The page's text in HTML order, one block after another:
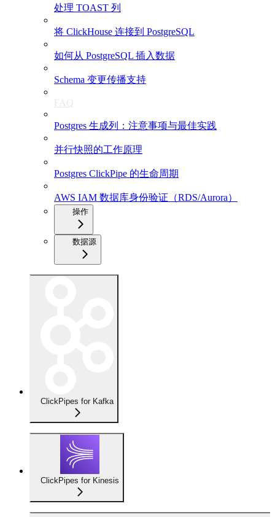
处理 TOAST 列
将 ClickHouse 连接到 PostgreSQL
如何从 PostgreSQL 插入数据
Schema 变更传播支持
FAQ
Postgres 生成列：注意事项与最佳实践
并行快照的工作原理
Postgres ClickPipe 的生命周期
AWS IAM 数据库身份验证（RDS/Aurora）
操作
数据源
ClickPipes for Kafka
ClickPipes for Kinesis